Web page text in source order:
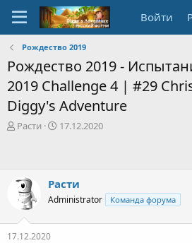
Войти
Рождество 2019
Рождество 2019 -
2019 Challenge 4 | #29
Diggy's Adventure
А
т
е
м
ы
Расти
Д
о
з
а
17.12.2020
Расти
Administrator Команда форума
17.12.2020